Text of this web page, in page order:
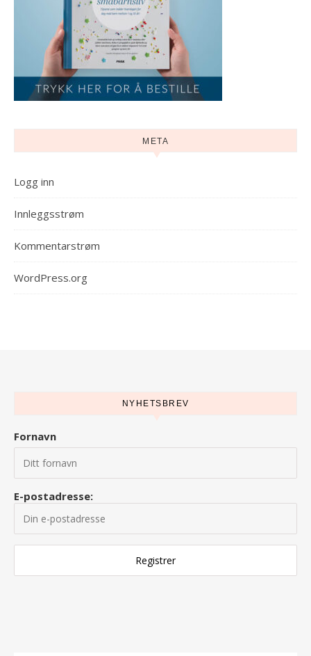
META
Logg inn
Innleggsstrøm
Kommentarstrøm
WordPress.org
NYHETSBREV
Fornavn
E-postadresse: